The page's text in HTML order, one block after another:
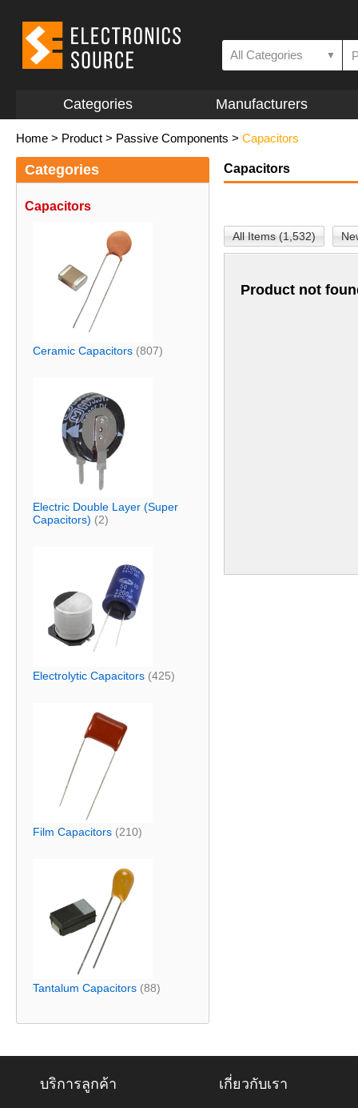
All Categories ▼
Categories Manufacturers
Home > Product > Passive Components > Capacitors
Categories
Capacitors
Ceramic Capacitors (807)
Electric Double Layer (Super
Capacitors) (2)
Electrolytic Capacitors (425)
Film Capacitors (210)
Tantalum Capacitors (88)
Capacitors
All Items (1,532)
Product not
บริการลูกค้า เกี่ยวกับเรา